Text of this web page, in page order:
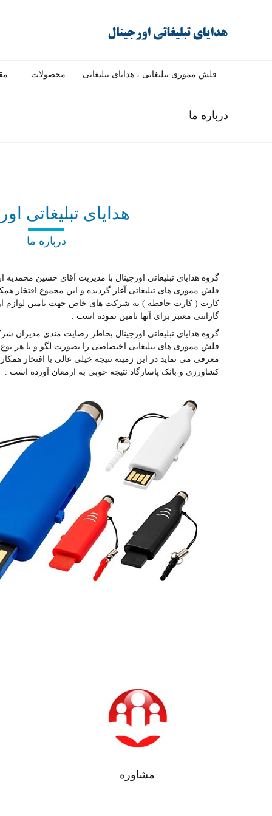
فلش مموری تبلیغاتی ، هدایای تبلیغاتی محصولات
درباره ما
هدایای تبلیغاتی
درباره ما
فلش مموری های تبلیغاتی آغاز گردیده و این مجموع افتخار
کارت ( کارت حافظه ) به شرکت های خاص جهت تامین لوازم
گارانتی معتبر برای آنها تامین نموده است .
گروه هدایای تبلیغاتی اورجینال بخاطر رضایت مندی
فلش مموری های تبلیغاتی اختصاصی را بصورت لگو و یا هر نوع
معرفی می نماید در این زمینه نتیجه خیلی عالی با افتخار
کشاورزی و بانک پاسارگاد نتیجه خوبی به ارمغان آورده است .
مشاوره